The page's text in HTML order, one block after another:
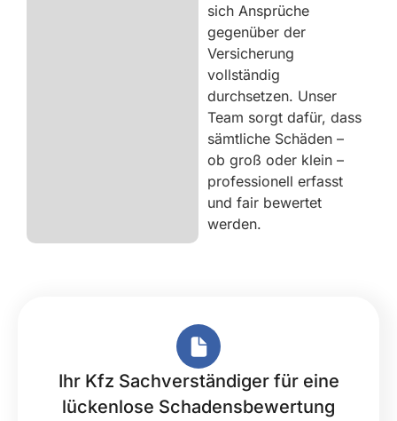
sich Ansprüche
gegenüber der
Versicherung
vollständig
durchsetzen. Unser
Team sorgt dafür, dass
sämtliche Schäden –
ob groß oder klein –
professionell erfasst
und fair bewertet
werden.
Ihr Kfz Sachverständiger für eine
lückenlose Schadensbewertung